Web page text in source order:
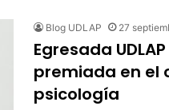
Blog UDLAP 27
Egresada
premiada en el
psicología